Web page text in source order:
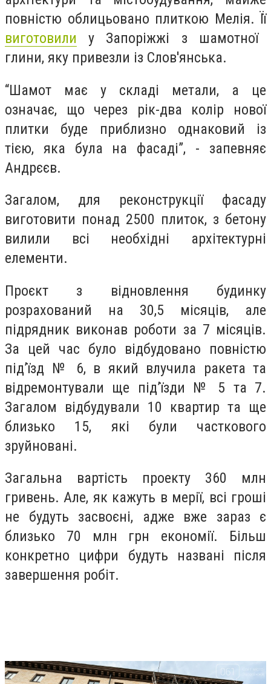
повністю облицьовано плиткою Мелія. Її
виготовили у Запоріжжі з шамотної
глини, яку привезли із Слов'янська.
“Шамот має у складі метали, а це
означає, що через рік-два колір нової
плитки буде приблизно однаковий із
тією, яка була на фасаді”, - запевняє
Андрєєв.
Загалом, для реконструкції фасаду
виготовити понад 2500 плиток, з бетону
вилили всі необхідні архітектурні
елементи.
Проєкт з відновлення будинку
розрахований на 30,5 місяців, але
підрядник виконав роботи за 7 місяців.
За цей час було відбудовано повністю
під’їзд № 6, в який влучила ракета та
відремонтували ще під’їзди № 5 та 7.
Загалом відбудували 10 квартир та ще
близько 15, які були часткового
зруйновані.
Загальна вартість проекту 360 млн
гривень. Але, як кажуть в мерії, всі гроші
не будуть засвоєні, адже вже зараз є
близько 70 млн грн економії. Більш
конкретно цифри будуть названі після
завершення робіт.